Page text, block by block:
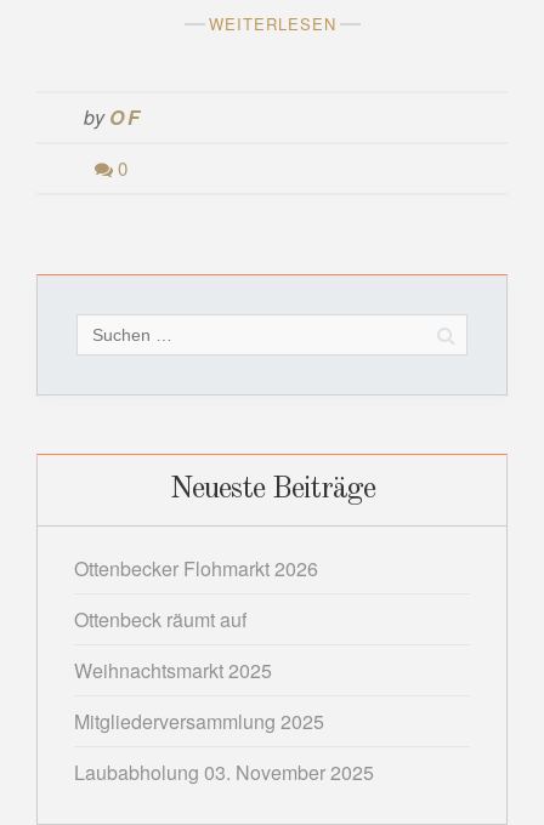
WEITERLESEN
byOF
0
nach:
Neueste Beiträge
Ottenbecker Flohmarkt 2026
Ottenbeck räumt auf
Weihnachtsmarkt 2025
Mitgliederversammlung 2025
Laubabholung 03. November 2025